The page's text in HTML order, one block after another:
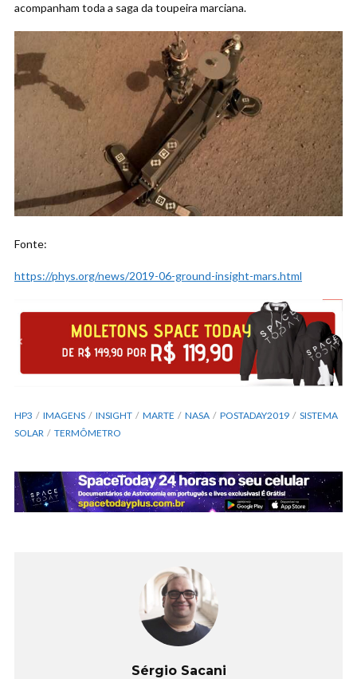
acompanham toda a saga da toupeira marciana.
Fonte:
https://phys.org/news/2019-06-ground-insight-mars.html
HP3 IMAGENS INSIGHT MARTE NASA POSTADAY2019
SISTEMA
SOLAR
TERMÔMETRO
Sérgio Sacani